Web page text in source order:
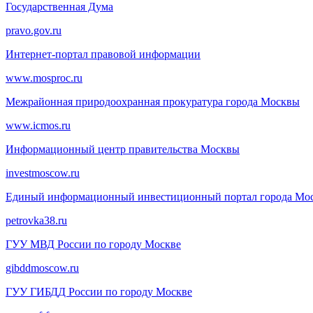
Государственная Дума
pravo.gov.ru
Интернет-портал правовой информации
www.mosproc.ru
Межрайонная природоохранная прокуратура города Москвы
www.icmos.ru
Информационный центр правительства Москвы
investmoscow.ru
Единый информационный инвестиционный портал города
petrovka38.ru
ГУУ МВД России по городу Москве
gibddmoscow.ru
ГУУ ГИБДД России по городу Москве